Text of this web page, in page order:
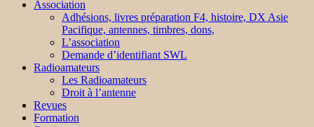
Association
Adhésions, livres préparation F4, histoire, DX Asie
Pacifique, antennes, timbres, dons,
L’association
Demande d’identifiant SWL
Radioamateurs
Les Radioamateurs
Droit à l’antenne
Revues
Formation